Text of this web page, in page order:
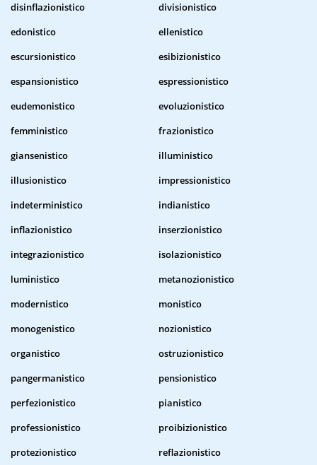
disinflazionistico
divisionistico
edonistico
ellenistico
escursionistico
esibizionistico
espansionistico
espressionistico
eudemonistico
evoluzionistico
femministico
frazionistico
giansenistico
illuministico
illusionistico
impressionistico
indeterministico
indianistico
inflazionistico
inserzionistico
integrazionistico
isolazionistico
luministico
metanozionistico
modernistico
monistico
monogenistico
nozionistico
organistico
ostruzionistico
pangermanistico
pensionistico
perfezionistico
pianistico
professionistico
proibizionistico
protezionistico
reflazionistico